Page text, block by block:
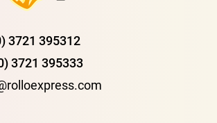
3721 395312
3721 395333